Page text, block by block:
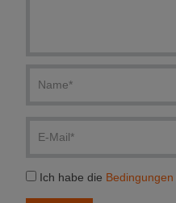
Ich habe die Bedingungen